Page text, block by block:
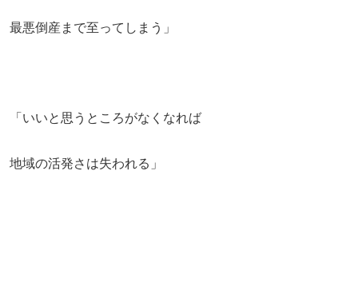
最悪倒産まで至ってしまう」
「いいと思うところがなくなれば
地域の活発さは失われる」